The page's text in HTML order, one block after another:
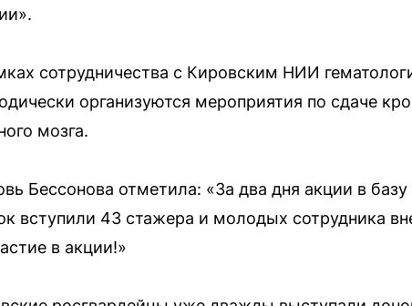
сотрудничества с Кировским НИИ
организуются мероприятия по сдаче
мозга.
Бессонова отметила: «За два дня акции в
вступили 43 стажера и молодых сотрудника
в акции!»